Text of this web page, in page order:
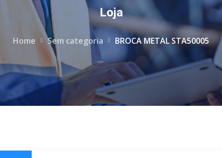
Loja
Home Sem categoria BROCA METAL STA50005